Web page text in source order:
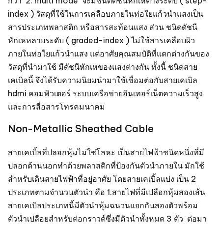
index ) วัสดุที่ใช้ในการเคลือบภายในท่อใยแก้วนำแสงเป็น
สารประเภทพลาสติก หรือสารสะท้อนแสง ส่วน ชนิดดัชนี
หักเหหลายระดับ ( graded-index ) ไม่ใช้สารเคลือบผิว
ภายในท่อใยแก้วนำแสง แต่อาศัยคุณสมบัติที่แตกต่างกันของ
วัสดุที่นำมาใช้ มีดัชนีหักเหของแสงต่างกัน ทั้งนี้ ชนิดสาย
เคเบิลนี้ จึงได้รับความนิยมนำมาใช้เชื่อมต่อกับสายเคเบิล
hdmi คอมพิวเตอร์ ระบบเครือข่ายอินเทอร์เน็ตความเร็วสูง
และการสื่อสารโทรคมนาคม
Non-Metallic Sheathed Cable
สายเคเบิ้ลที่ปลอกหุ้มไม่ใช่โลหะ เป็นสายไฟฟ้าชนิดหนึ่งที่มี
ปลอกด้านนอกทำด้วยพลาสติกที่ป้องกันตัวนำภายใน มักใช้
สำหรับเดินสายไฟฟ้าที่อยู่อาศัย โดยสายเคเบิ้ลแบ่ง เป็น 2
ประเภทตามจำนวนตัวนำ คือ 1.สายไฟที่มีเปลือกหุ้มสองเส้น
สายเคเบิลประเภทนี้มีตัวนำหุ้มฉนวนแยกกันสองตัวพร้อม
ตัวนำเปลือยสำหรับต่อกราวด์ซึ่งมีตัวนำทั้งหมด 3 ตัว ต่อมา